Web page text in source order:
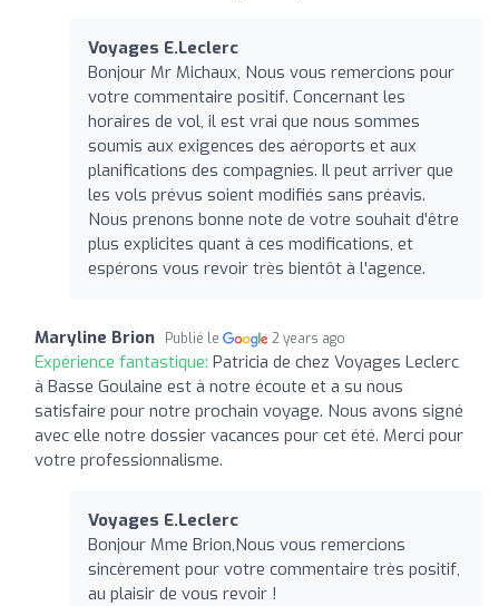
Voyages E.Leclerc
Bonjour Mr Michaux, Nous vous remercions pour
votre commentaire positif. Concernant les
horaires de vol, il est vrai que nous sommes
soumis aux exigences des aéroports et aux
planifications des compagnies. Il peut arriver que
les vols prévus soient modifiés sans préavis.
Nous prenons bonne note de votre souhait d'être
plus explicites quant à ces modifications, et
espérons vous revoir très bientôt à l'agence.
Maryline Brion Publié le 2 years ago
Expérience fantastique: Patricia de chez Voyages Leclerc
à Basse Goulaine est à notre écoute et a su nous
satisfaire pour notre prochain voyage. Nous avons signé
avec elle notre dossier vacances pour cet été. Merci pour
votre professionnalisme.
Voyages E.Leclerc
Bonjour Mme Brion,Nous vous remercions
sincèrement pour votre commentaire très positif,
au plaisir de vous revoir !